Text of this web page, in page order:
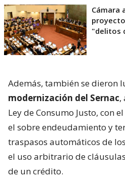
Cámara
"delitos
Además, también se dieron
modernización del Sernac,
Ley de Consumo Justo, con
el sobre endeudamiento y
traspasos automáticos de
el uso arbitrario de
de un crédito.